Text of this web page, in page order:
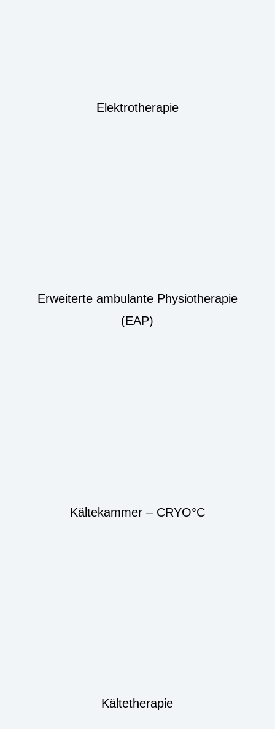
Elektrotherapie
Erweiterte ambulante Physiotherapie
(EAP)
Kältekammer – CRYO°C
Kältetherapie